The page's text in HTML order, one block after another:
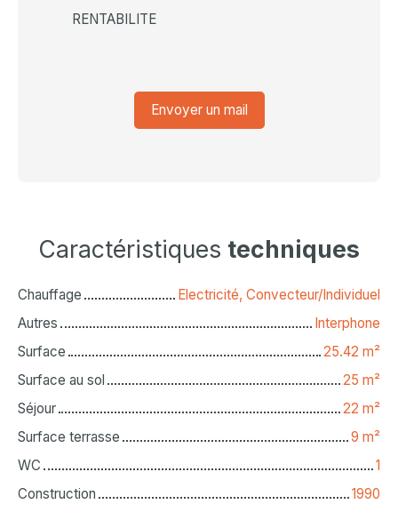
RENTABILITE
Envoyer un mail
Caractéristiques techniques
Chauffage
Electricité, Convecteur/Individuel
Autres
Interphone
Surface
25.42 m²
Surface au sol
25 m²
Séjour
22 m²
Surface terrasse
9 m²
WC
1
Construction
1990